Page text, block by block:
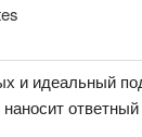
и идеальный